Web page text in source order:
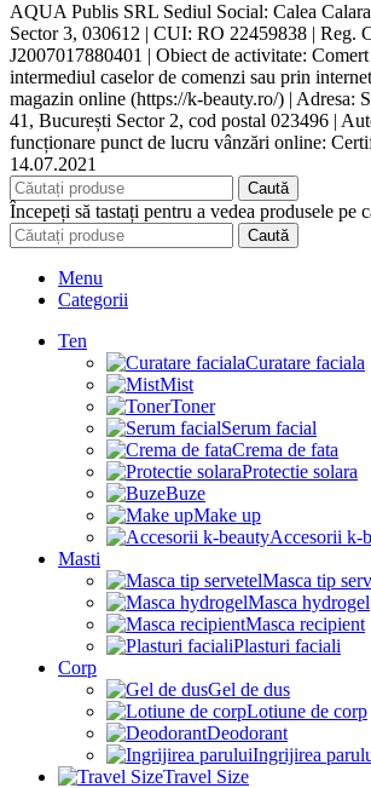
AQUA Publis SRL Sediul Social: Calea
Sector 3, 030612 | CUI: RO 22459838 | Reg.
J2007017880401 | Obiect de activitate:
intermediul caselor de comenzi sau prin
magazin online (https://k-beauty.ro/) | Adresa:
41, București Sector 2, cod postal 023496 |
funcționare punct de lucru vânzări online:
14.07.2021
Caută
Începeți să tastați pentru a vedea produsele pe
Caută
Menu
Categorii
Ten
Curatare faciala
Mist
Toner
Serum facial
Crema de fata
Protectie solara
Buze
Make up
Accesorii k-
Masti
Masca tip
Masca hydrogel
Masca recipient
Plasturi faciali
Corp
Gel de dus
Lotiune de corp
Deodorant
Ingrijirea
Travel Size